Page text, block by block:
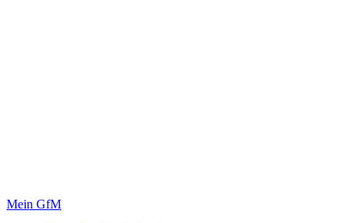
Mein GfM